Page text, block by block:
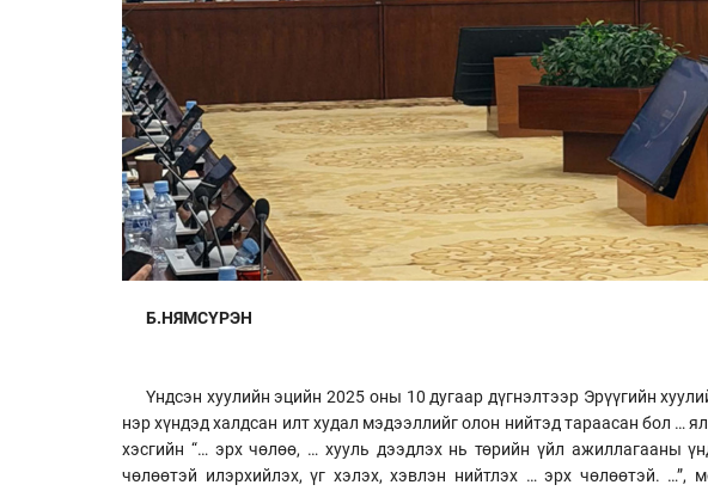
Б.НЯМСҮРЭН
Үндсэн хуулийн эцийн 2025 оны 10 дугаар дүгнэлтээр Эрүүгийн
нэр хүндэд халдсан илт худал мэдээллийг олон нийтэд тараасан бол …
хэсгийн “… эрх чөлөө, … хууль дээдлэх нь төрийн үйл ажиллагааны
чөлөөтэй илэрхийлэх, үг хэлэх, хэвлэн нийтлэх … эрх чөлөөтэй. …”,